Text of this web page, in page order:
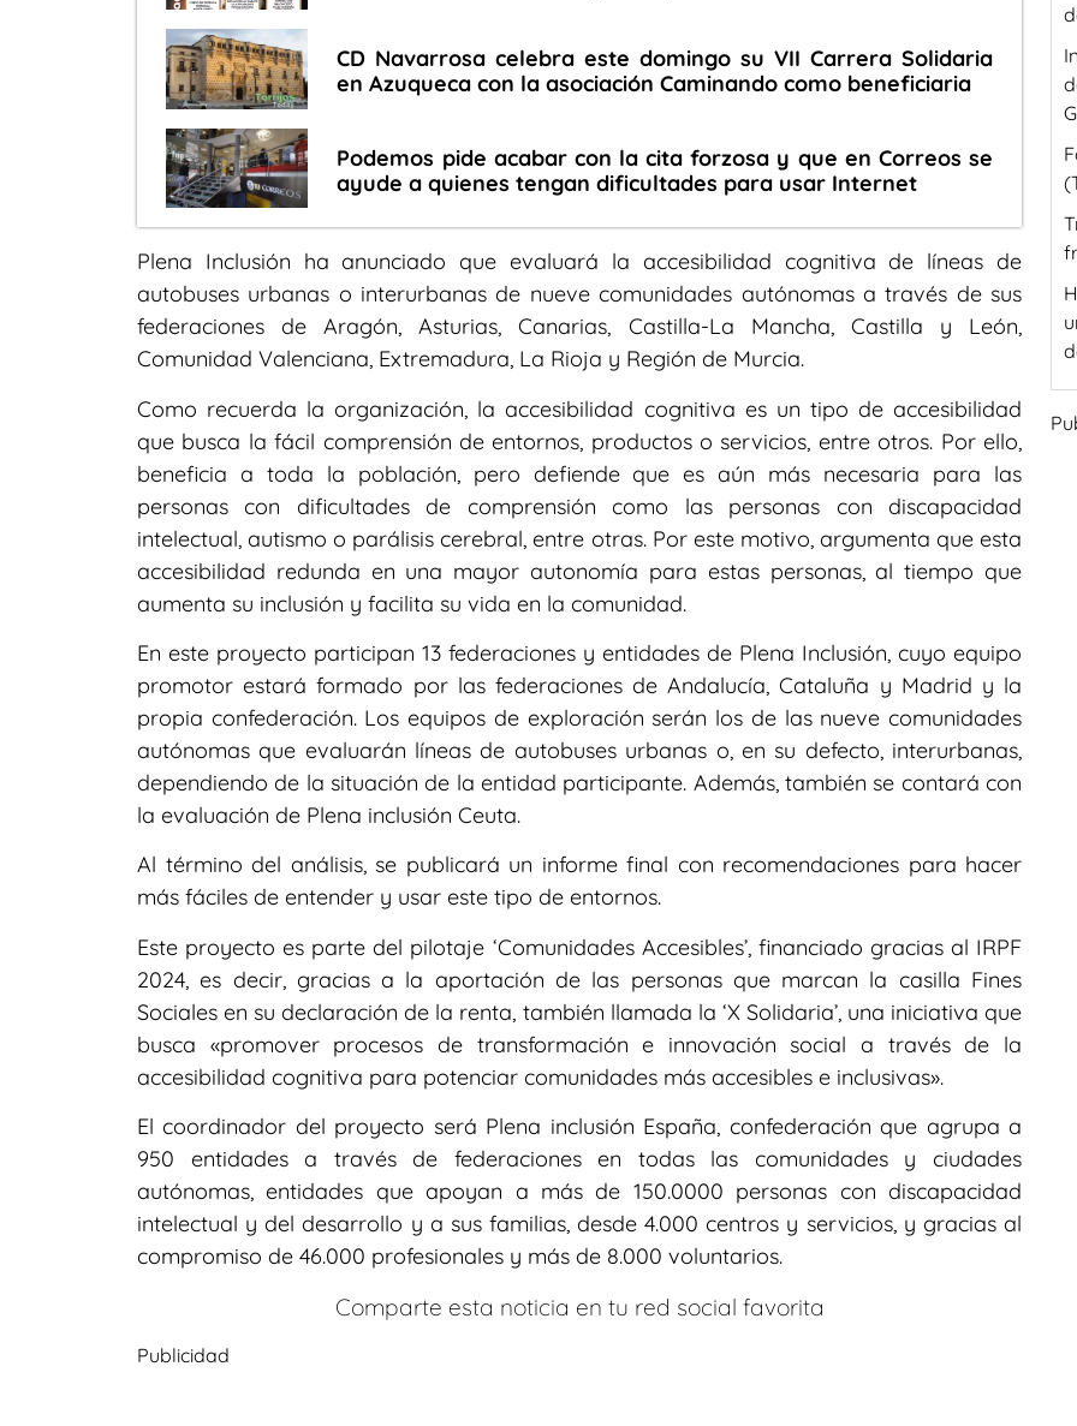
CD Navarrosa celebra este domingo su VII Carrera Solidaria
en Azuqueca con la asociación Caminando como beneficiaria
Podemos pide acabar con la cita forzosa y que en Correos se
ayude a quienes tengan dificultades para usar Internet
Plena Inclusión ha anunciado que evaluará la accesibilidad cognitiva de líneas de
autobuses urbanas o interurbanas de nueve comunidades autónomas a través de sus
federaciones de Aragón, Asturias, Canarias, Castilla-La Mancha, Castilla y León,
Comunidad Valenciana, Extremadura, La Rioja y Región de Murcia.
Como recuerda la organización, la accesibilidad cognitiva es un tipo de accesibilidad
que busca la fácil comprensión de entornos, productos o servicios, entre otros. Por ello,
beneficia a toda la población, pero defiende que es aún más necesaria para las
personas con dificultades de comprensión como las personas con discapacidad
intelectual, autismo o parálisis cerebral, entre otras. Por este motivo, argumenta que esta
accesibilidad redunda en una mayor autonomía para estas personas, al tiempo que
aumenta su inclusión y facilita su vida en la comunidad.
En este proyecto participan 13 federaciones y entidades de Plena Inclusión, cuyo equipo
promotor estará formado por las federaciones de Andalucía, Cataluña y Madrid y la
propia confederación. Los equipos de exploración serán los de las nueve comunidades
autónomas que evaluarán líneas de autobuses urbanas o, en su defecto, interurbanas,
dependiendo de la situación de la entidad participante. Además, también se contará con
la evaluación de Plena inclusión Ceuta.
Al término del análisis, se publicará un informe final con recomendaciones para hacer
más fáciles de entender y usar este tipo de entornos.
Este proyecto es parte del pilotaje ‘Comunidades Accesibles’, financiado gracias al IRPF
2024, es decir, gracias a la aportación de las personas que marcan la casilla Fines
Sociales en su declaración de la renta, también llamada la ‘X Solidaria’, una iniciativa que
busca «promover procesos de transformación e innovación social a través de la
accesibilidad cognitiva para potenciar comunidades más accesibles e inclusivas».
El coordinador del proyecto será Plena inclusión España, confederación que agrupa a
950 entidades a través de federaciones en todas las comunidades y ciudades
autónomas, entidades que apoyan a más de 150.0000 personas con discapacidad
intelectual y del desarrollo y a sus familias, desde 4.000 centros y servicios, y gracias al
compromiso de 46.000 profesionales y más de 8.000 voluntarios.
Comparte esta noticia en tu red social favorita
Publicidad